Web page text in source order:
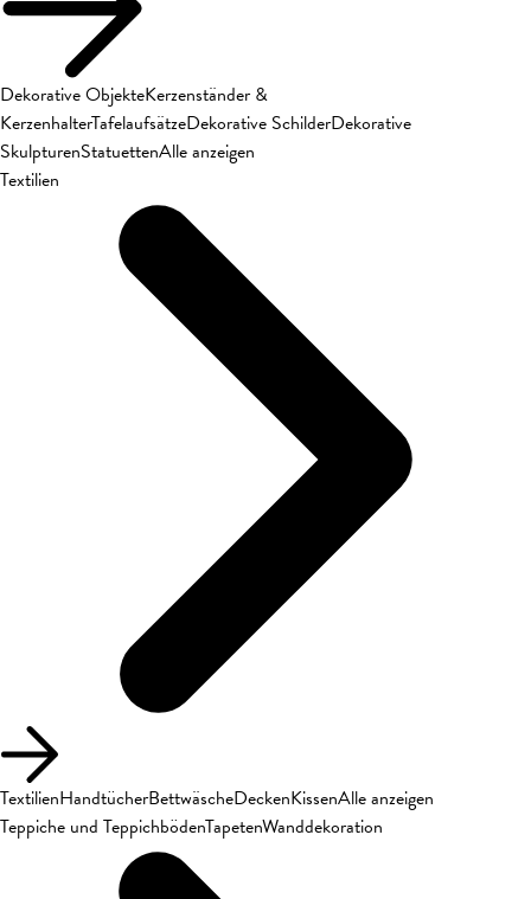
Dekorative ObjekteKerzenständer &
KerzenhalterTafelaufsätzeDekorative SchilderDekorative
SkulpturenStatuettenAlle anzeigen
Textilien
TextilienHandtücherBettwäscheDeckenKissenAlle anzeigen
Teppiche und TeppichbödenTapetenWanddekoration